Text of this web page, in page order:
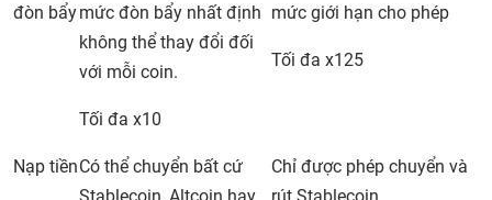
đòn bẩymức đòn bẩy nhất định
không thể thay đổi đối
với mỗi coin.
Tối đa x10
mức giới hạn cho phép
Tối đa x125
Nạp tiềnCó thể chuyển bất cứ
Chỉ được phép chuyển và